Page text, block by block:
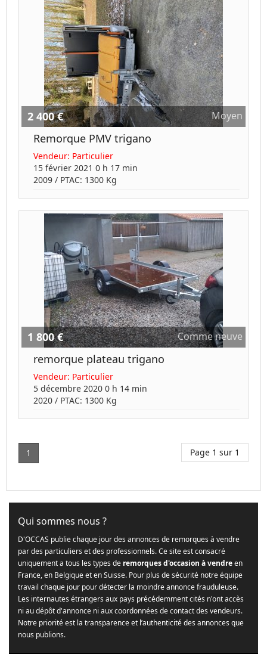
2 400 € Moyen
Remorque PMV trigano
Vendeur: Particulier
15 février 2021 0 h 17 min
2009 / PTAC: 1300 Kg
1 800 € Comme neuve
remorque plateau trigano
Vendeur: Particulier
5 décembre 2020 0 h 14 min
2020 / PTAC: 1300 Kg
1 Page 1 sur 1
Qui sommes nous ?
D'OCCAS publie chaque jour des annonces de remorques à vendre
par des particuliers et des professionnels. Ce site est consacré
uniquement a tous les types de remorques d'occasion à vendreen
France, en Belgique et en Suisse. Pour plus de sécurité notre équipe
travail chaque jour pour détecter la moindre annonce frauduleuse.
Les internautes étrangers aux pays précédemment cités n'ont accès
ni au dépôt d'annonce ni aux coordonnées de contact des vendeurs.
Notre priorité est la transparence et l’authenticité des annonces que
nous publions.